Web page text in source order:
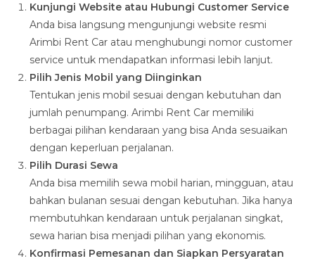
Kunjungi Website atau Hubungi Customer Service
Anda bisa langsung mengunjungi website resmi
Arimbi Rent Car atau menghubungi nomor customer
service untuk mendapatkan informasi lebih lanjut.
Pilih Jenis Mobil yang Diinginkan
Tentukan jenis mobil sesuai dengan kebutuhan dan
jumlah penumpang. Arimbi Rent Car memiliki
berbagai pilihan kendaraan yang bisa Anda sesuaikan
dengan keperluan perjalanan.
Pilih Durasi Sewa
Anda bisa memilih sewa mobil harian, mingguan, atau
bahkan bulanan sesuai dengan kebutuhan. Jika hanya
membutuhkan kendaraan untuk perjalanan singkat,
sewa harian bisa menjadi pilihan yang ekonomis.
Konfirmasi Pemesanan dan Siapkan Persyaratan